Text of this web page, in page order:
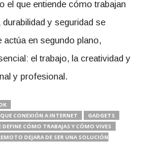
que entiende cómo trabajan
y seguridad se
en segundo plano,
el trabajo, la creatividad y
y profesional.
CONEXIÓN A INTERNET
GADGETS
CÓMO TRABAJAS Y CÓMO VIVES
DEJARA DE SER UNA SOLUCIÓN